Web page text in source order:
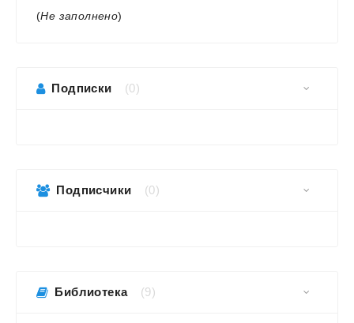
Библиотека (9)
(Не заполнено)
Подписки (0)
Подписчики (0)